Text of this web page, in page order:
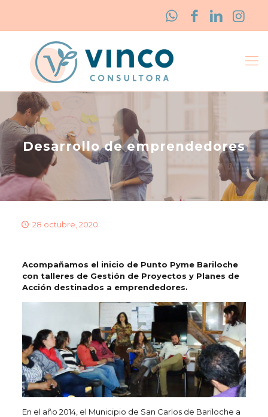
Desarrollo de emprendedores
28 octubre, 2020
Acompañamos el inicio de Punto Pyme Bariloche
con talleres de Gestión de Proyectos y Planes de
Acción destinados a emprendedores.
En el año 2014, el Municipio de San Carlos de Bariloche a